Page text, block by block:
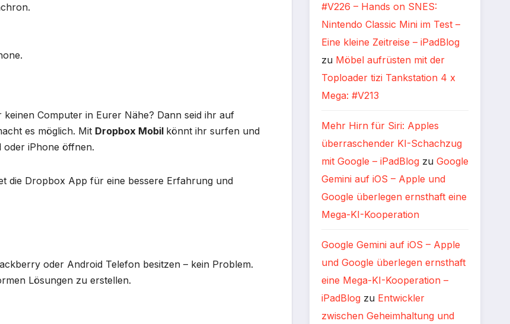
Computer in Eurer Nähe? Dann seid ihr auf
es möglich. Mit Dropbox Mobil könnt ihr surfen und
oder iPhone öffnen.
die Dropbox App für eine bessere Erfahrung und
oder Android Telefon besitzen – kein Problem.
Lösungen zu erstellen.
#V226 – Hands on SNES:
Nintendo Classic Mini im Test –
Eine kleine Zeitreise – iPadBlog
zu Möbel aufrüsten mit der
Toploader tizi Tankstation 4 x
Mega: #V213
Mehr Hirn für Siri: Apples
überraschender KI-Schachzug
mit Google – iPadBlogzu Google
Gemini auf iOS – Apple und
Google überlegen ernsthaft eine
Mega-KI-Kooperation
Google Gemini auf iOS – Apple
und Google überlegen ernsthaft
eine Mega-KI-Kooperation –
iPadBlogzu Entwickler
zwischen Geheimhaltung und